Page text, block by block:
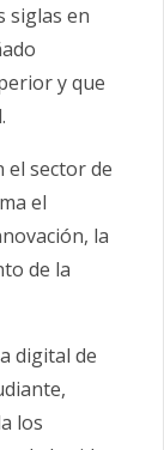
siglas en
y que
el sector de
el
la
de la
digital de
los